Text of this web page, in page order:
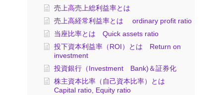
売上高売上総利益率とは
売上高経常利益率とは ordinary profit ratio
当座比率とは Quick assets ratio
投下資本利益率（ROI）とは Return on
investment
投資銀行（Investment Bank)＆証券化
株主資本比率（自己資本比率）とは
Capital ratio, Equity ratio